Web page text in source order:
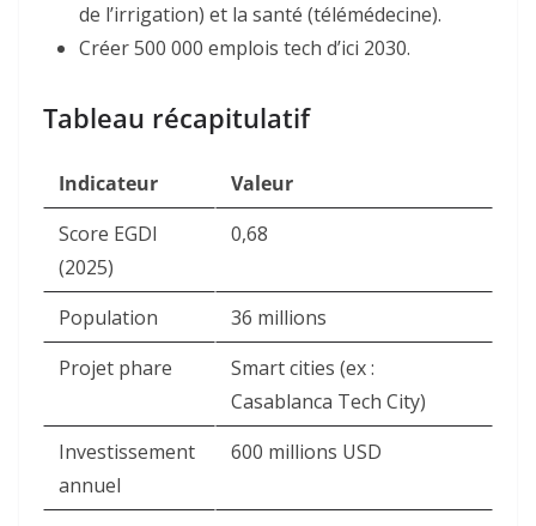
de l’irrigation) et la santé (télémédecine).
Créer 500 000 emplois tech d’ici 2030.
Tableau récapitulatif
Indicateur
Valeur
Score EGDI
(2025)
0,68
Population
36 millions
Projet phare
Smart cities (ex :
Casablanca Tech City)
Investissement
annuel
600 millions USD